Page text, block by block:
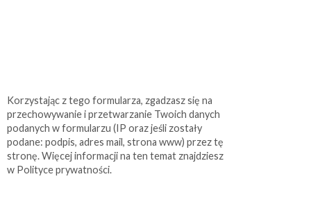
Korzystając z tego formularza, zgadzasz się na
przechowywanie i przetwarzanie Twoich danych
podanych w formularzu (IP oraz jeśli zostały
podane: podpis, adres mail, strona www) przez tę
stronę. Więcej informacji na ten temat znajdziesz
w Polityce prywatności.